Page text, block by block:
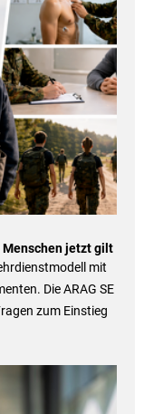
Menschen jetzt gilt
mit
Die ARAG SE
zum Einstieg